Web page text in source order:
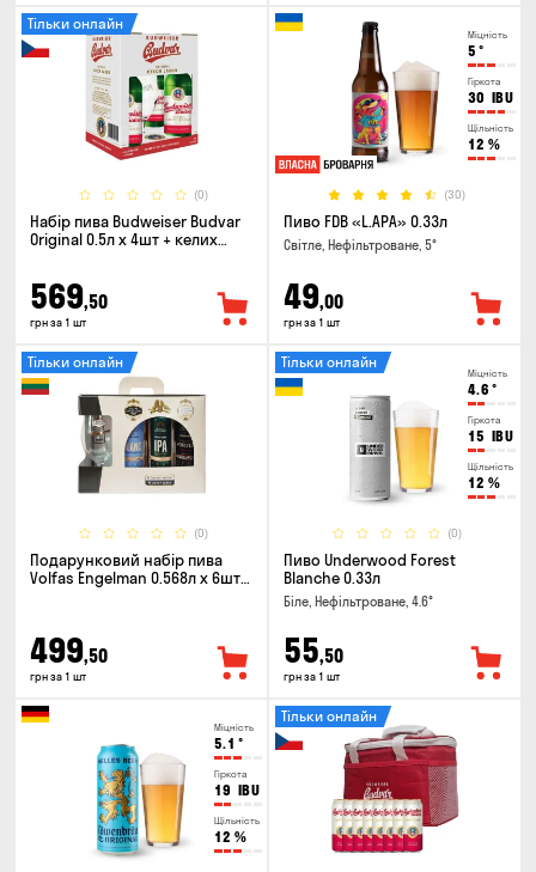
(0)
Тільки онлайн
Набір пива Budweiser Budvar
Original 0.5л х 4шт + келих
569,50
грн за 1 шт
Міцність
5 °
Гіркота
30 IBU
Щільність
12 %
(30)
Пиво FDB «L.APA» 0.33л
Світле, Нефільтроване, 5°
49,00
грн за 1 шт
(0)
Тільки онлайн
Подарунковий набір пива
Volfas Engelman 0.568л x 6шт +
499,50
грн за 1 шт
Міцність
4.6 °
Гіркота
15 IBU
Щільність
12 %
(0)
Тільки онлайн
Пиво Underwood Forest
Blanche 0.33л
Біле, Нефільтроване, 4.6°
55,50
грн за 1 шт
Міцність
5.1 °
Гіркота
19 IBU
Щільність
12 %
Тільки онлайн